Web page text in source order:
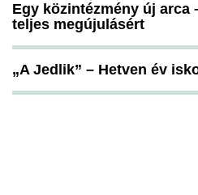
Egy közintézmény új arca
teljes megújulásért
„A Jedlik” – Hetven év